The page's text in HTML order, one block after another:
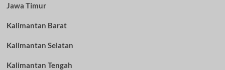
Jawa Timur
Kalimantan Barat
Kalimantan Selatan
Kalimantan Tengah